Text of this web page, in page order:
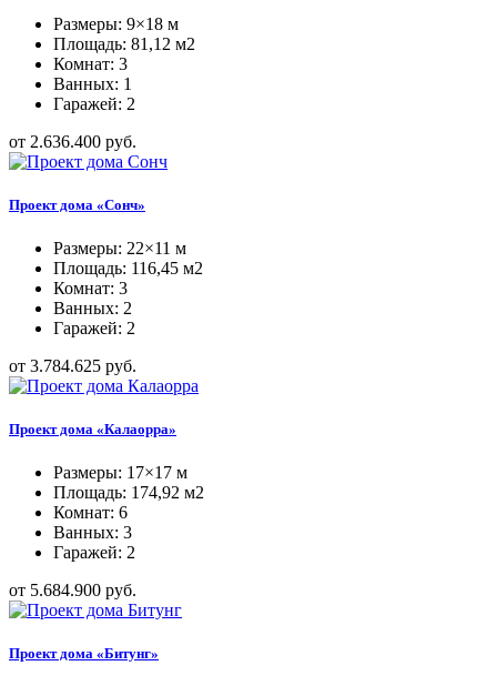
Размеры: 9×18 м
Площадь: 81,12 м2
Комнат: 3
Ванных: 1
Гаражей: 2
от 2.636.400 руб.
Проект дома «Сонч»
Размеры: 22×11 м
Площадь: 116,45 м2
Комнат: 3
Ванных: 2
Гаражей: 2
от 3.784.625 руб.
Проект дома «Калаорра»
Размеры: 17×17 м
Площадь: 174,92 м2
Комнат: 6
Ванных: 3
Гаражей: 2
от 5.684.900 руб.
Проект дома «Битунг»